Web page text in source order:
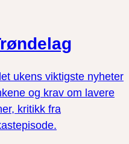
ukens viktigste nyheter
og krav om lavere
kritikk fra